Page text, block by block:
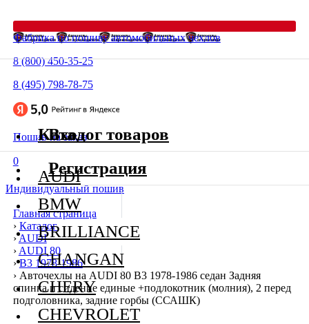
Фабрика по пошиву автомобильных чехлов
8 (800) 450-35-25
8 (495) 798-78-75
Пошив на заказ
0
Индивидуальный пошив
Главная страница
› Каталог
›AUDI
› AUDI 80
› В3 1978-1986
› Авточехлы на AUDI 80 В3 1978-1986 седан Задняя
спинка и сидение единые +подлокотник (молния), 2 перед
подголовника, задние горбы (ССАШК)
Каталог товаров
AUDI
BMW
BRILLIANCE
CHANGAN
CHERY
CHEVROLET
Вход
Регистрация